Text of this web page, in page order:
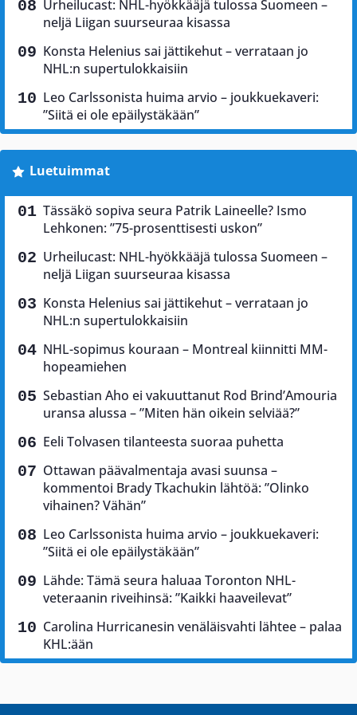
Urheilucast: NHL-hyökkääjä tulossa Suomeen –
neljä Liigan suurseuraa kisassa
Konsta Helenius sai jättikehut – verrataan jo
NHL:n supertulokkaisiin
Leo Carlssonista huima arvio – joukkuekaveri:
”Siitä ei ole epäilystäkään”
Luetuimmat
Tässäkö sopiva seura Patrik Laineelle? Ismo
Lehkonen: ”75-prosenttisesti uskon”
Urheilucast: NHL-hyökkääjä tulossa Suomeen –
neljä Liigan suurseuraa kisassa
Konsta Helenius sai jättikehut – verrataan jo
NHL:n supertulokkaisiin
NHL-sopimus kouraan – Montreal kiinnitti MM-
hopeamiehen
Sebastian Aho ei vakuuttanut Rod Brind’Amouria
uransa alussa – ”Miten hän oikein selviää?”
Eeli Tolvasen tilanteesta suoraa puhetta
Ottawan päävalmentaja avasi suunsa –
kommentoi Brady Tkachukin lähtöä: ”Olinko
vihainen? Vähän”
Leo Carlssonista huima arvio – joukkuekaveri:
”Siitä ei ole epäilystäkään”
Lähde: Tämä seura haluaa Toronton NHL-
veteraanin riveihinsä: ”Kaikki haaveilevat”
Carolina Hurricanesin venäläisvahti lähtee – palaa
KHL:ään